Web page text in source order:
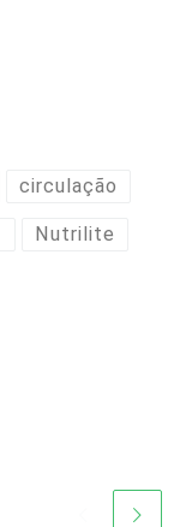
circulação
Nutrilite